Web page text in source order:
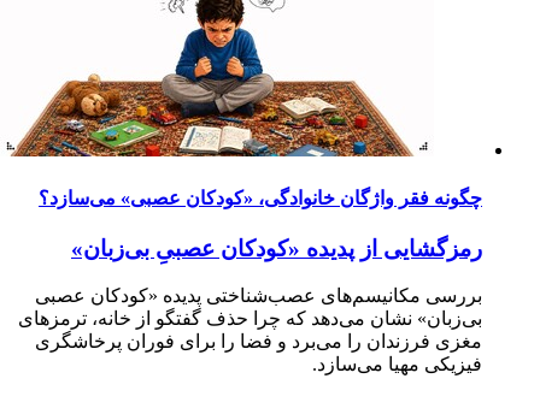
چگونه فقر واژگان خانوادگی، «کودکان عصبی» می‌سازد؟
رمزگشایی از پدیده «کودکان عصبیِ بی‌زبان»
بررسی مکانیسم‌های عصب‌شناختی پدیده «کودکان عصبی
بی‌زبان» نشان می‌دهد که چرا حذف گفتگو از خانه، ترمزهای
مغزی فرزندان را می‌برد و فضا را برای فوران پرخاشگری
فیزیکی مهیا می‌سازد.